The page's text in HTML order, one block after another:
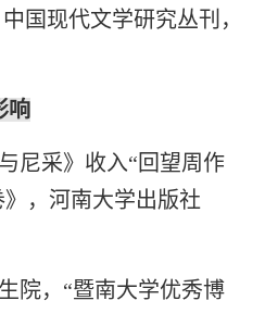
国现代文学研究丛刊，
响
尼采》收入“回望周作
，河南大学出版社
院，“暨南大学优秀博